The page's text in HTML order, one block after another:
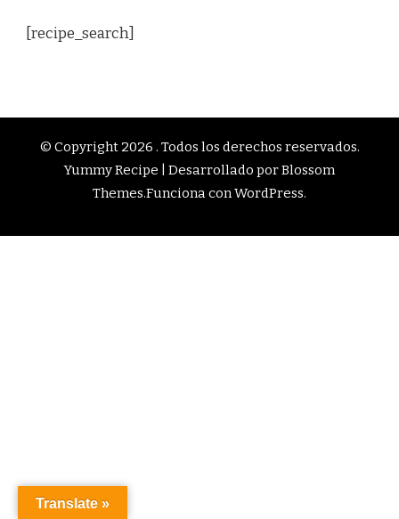
[recipe_search]
© Copyright 2026 . Todos los derechos reservados.
Yummy Recipe | Desarrollado porBlossom
Themes.Funciona conWordPress.
Translate »